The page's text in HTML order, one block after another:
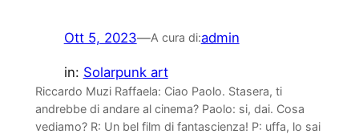
Ott 5, 2023—A cura di:admin
in: Solarpunk art
Riccardo Muzi Raffaela: Ciao Paolo. Stasera, ti
andrebbe di andare al cinema? Paolo: si, dai. Cosa
vediamo? R: Un bel film di fantascienza! P: uffa, lo sai